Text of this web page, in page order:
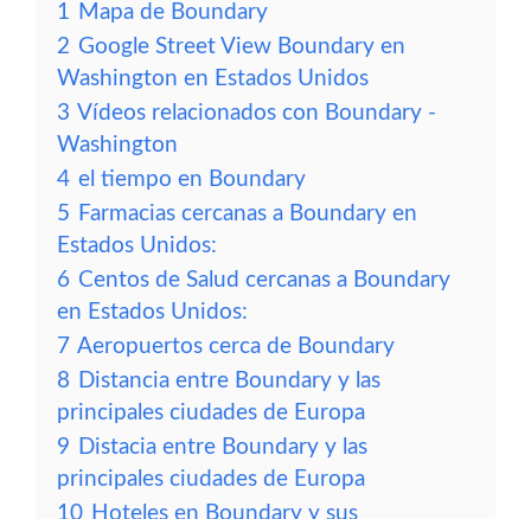
1 Mapa de Boundary
2 Google Street View Boundary en
Washington en Estados Unidos
3 Vídeos relacionados con Boundary -
Washington
4 el tiempo en Boundary
5 Farmacias cercanas a Boundary en
Estados Unidos:
6 Centos de Salud cercanas a Boundary
en Estados Unidos:
7 Aeropuertos cerca de Boundary
8 Distancia entre Boundary y las
principales ciudades de Europa
9 Distacia entre Boundary y las
principales ciudades de Europa
10 Hoteles en Boundary y sus